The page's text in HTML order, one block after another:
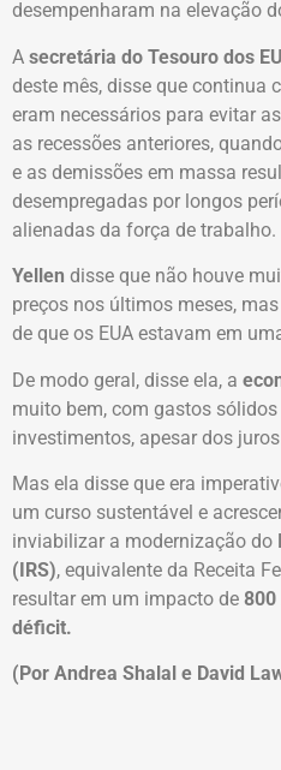
desempenharam na elevação
A secretária do Tesouro dos
deste mês, disse que continua
eram necessários para evitar
as recessões anteriores,
e as demissões em massa
desempregadas por longos
alienadas da força de trabalho.
Yellen disse que não houve
preços nos últimos meses,
de que os EUA estavam em
De modo geral, disse ela, a
muito bem, com gastos
investimentos, apesar dos
Mas ela disse que era
um curso sustentável e
inviabilizar a modernização do
(IRS), equivalente da Receita
resultar em um impacto de 800
déficit.
(Por Andrea Shalal e David